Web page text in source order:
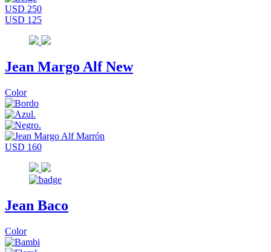
USD 250
USD 125
Jean Margo Alf New
Color
USD 160
Jean Baco
Color